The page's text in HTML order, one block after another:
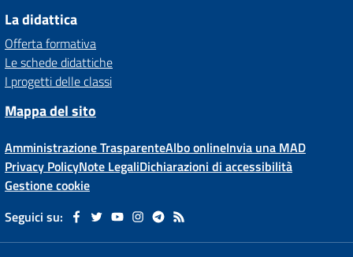
La didattica
Offerta formativa
Le schede didattiche
I progetti delle classi
Mappa del sito
Amministrazione TrasparenteAlbo onlineInvia una MAD
Privacy PolicyNote LegaliDichiarazioni di accessibilità
Gestione cookie
Seguici su: